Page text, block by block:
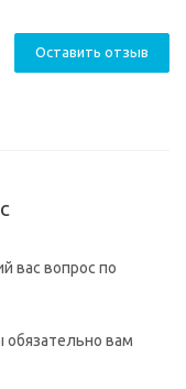
Оставить отзыв
вас вопрос по
вам